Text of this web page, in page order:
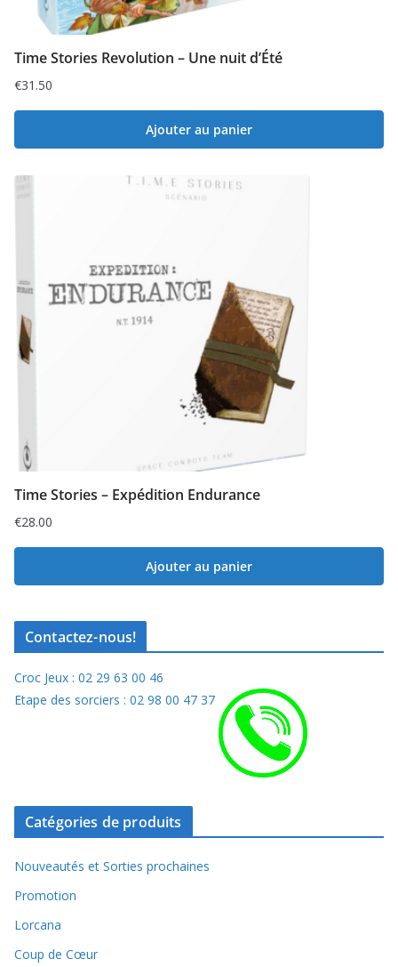
Time Stories Revolution – Une nuit d’Été
€31.50
Ajouter au panier
Time Stories – Expédition Endurance
€28.00
Ajouter au panier
Contactez-nous!
Croc Jeux : 02 29 63 00 46
Etape des sorciers : 02 98 00 47 37
Catégories de produits
Nouveautés et Sorties prochaines
Promotion
Lorcana
Coup de Cœur